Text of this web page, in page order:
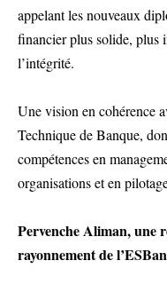
appelant les nouveaux
financier plus solide, plus
l’intégrité.
Une vision en cohérence
Technique de Banque,
compétences en
organisations et en
Pervenche Aliman, une
rayonnement de